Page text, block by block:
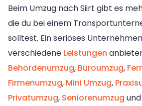
Beim Umzug nach Siirt gibt es
die du bei einem
solltest. Ein seriöses
verschiedene Leistungen
Behördenumzug, Büroumzug,
Firmenumzug, Mini Umzug,
Privatumzug, Seniorenumzug und